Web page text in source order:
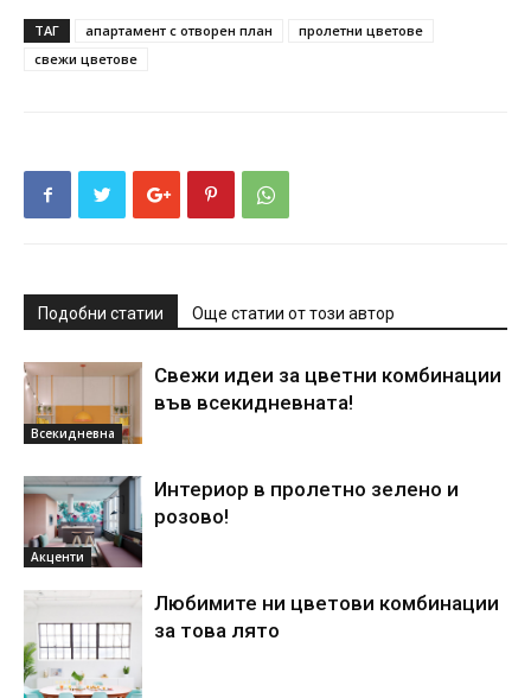
ТАГ апартамент с отворен план
пролетни цветове
свежи цветове
Подобни статии Още статии от този автор
Всекидневна
Свежи идеи за цветни комбинации
във всекидневната!
Акценти
Интериор в пролетно зелено и
розово!
Любимите ни цветови комбинации
за това лято